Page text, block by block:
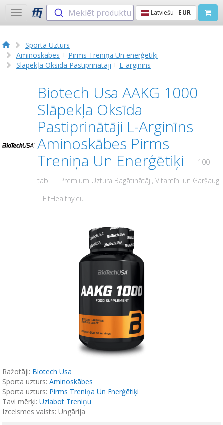
Toggle
navigation
Meklēt produktu Latviešu EUR
Sporta Uzturs
Aminoskābes + Pirms Treniņa Un еnerģētiķi
Slāpekļa Oksīda Pastiprinātāji + L-arginīns
Biotech Usa AAKG 1000
Slāpekļa Oksīda
Pastiprinātāji L-Arginīns
Aminoskābes Pirms
Treniņa Un Еnerģētiķi
100
tab
Premium Uztura Bagātinātāji, Vitamīni un Garšaugi
| FitHealthy.eu
Ražotāji: Biotech Usa
Sporta uzturs: Aminoskābes
Sporta uzturs: Pirms Treniņa Un Еnerģētiķi
Tavi mērķi: Uzlabot Treniņu
Izcelsmes valsts: Ungārija